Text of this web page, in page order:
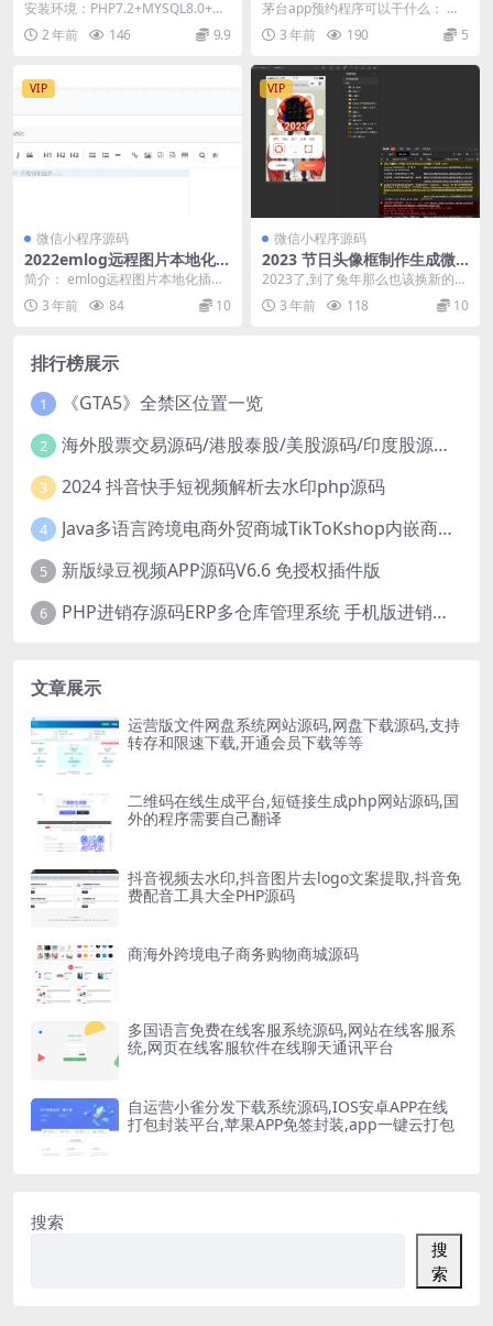
源码 完美运营版
安装环境：PHP7.2+MYSQL8.0+伪
静态 功能说明： 前台：单店标注信
息...2 年前 146 9.9
序app源码
茅台app预约程序可以干什么： 有
人购买阿里云服务器部署， 有人花
200元请技术...
3 年前 190 5
VIP
微信小程序源码
2022emlog远程图片本地化插
件 支持Emlog Pro版本
简介： emlog远程图片本地化插件
支持Emlog Pro版本。此插件会把
文章...3 年前 84 10
VIP
微信小程序源码
2023 节日头像框制作生成微
信小程序源码 附流量主
2023了,到了兔年那么也该换新的头
像框拉 今天给大家带来兔年的头像
框制作小程序...
3 年前 118 10
排行榜展示
1 《GTA5》全禁区位置一览
2 海外股票交易源码/港股泰股/美股源码/印度股源码/马拉西亚股票源码/国际股票配资
3 2024 抖音快手短视频解析去水印php源码
4 Java多语言跨境电商外贸商城TikToKshop内嵌商城I商家入驻I一键铺
5 新版绿豆视频APP源码V6.6 免授权插件版
6 PHP进销存源码ERP多仓库管理系统 手机版进销存 php网络版进销存小程序
文章展示
运营版文件网盘系统网站源码,网盘下载源码,支持
转存和限速下载,开通会员下载等等
二维码在线生成平台,短链接生成php网站源码,国
外的程序需要自己翻译
抖音视频去水印,抖音图片去logo文案提取,抖音免
费配音工具大全PHP源码
商海外跨境电子商务购物商城源码
多国语言免费在线客服系统源码,网站在线客服系
统,网页在线客服软件在线聊天通讯平台
自运营小雀分发下载系统源码,IOS安卓APP在线
打包封装平台,苹果APP免签封装,app一键云打包
搜索
搜
索